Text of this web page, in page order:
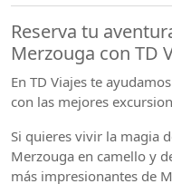
Reserva tu
Merzouga con TD
En TD Viajes te
con las mejores
Si quieres vivir la magia
Merzouga en camello y
más impresionantes de